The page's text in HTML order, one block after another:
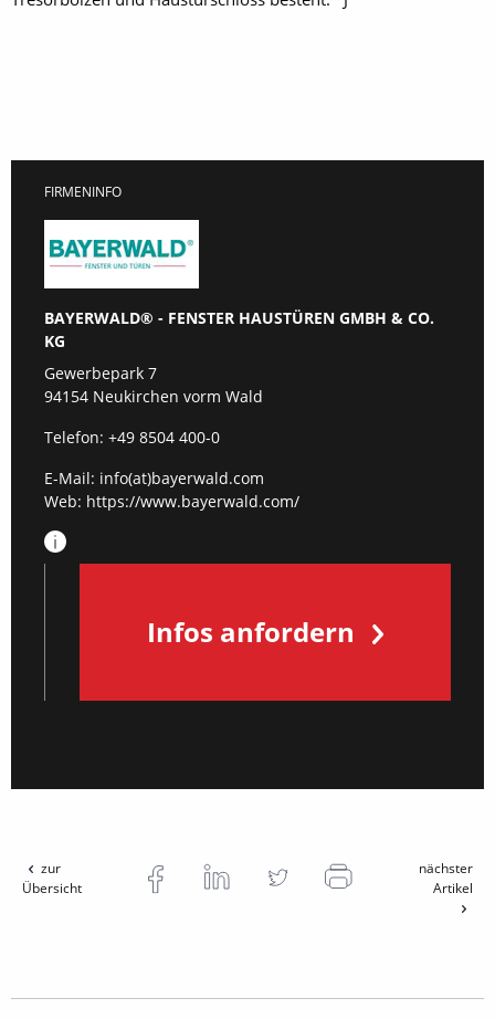
FIRMENINFO
BAYERWALD® - FENSTER HAUSTÜREN GMBH & CO.
KG
Gewerbepark 7
94154 Neukirchen vorm Wald
Telefon: +49 8504 400-0
E-Mail: info(at)bayerwald.com
Web: https://www.bayerwald.com/
Infos anfordern
zur
Übersicht
nächster
Artikel